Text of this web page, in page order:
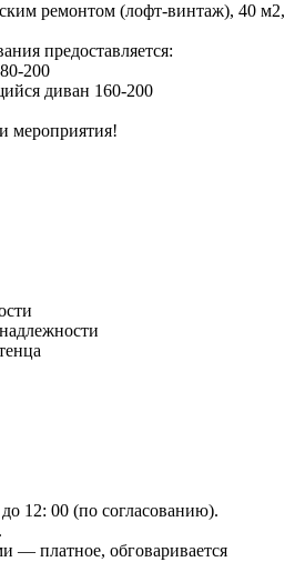
ремонтом (лофт-винтаж), 40 м2,
предоставляется:
200
диван 160-200
мероприятия!
12: 00 (по согласованию).
— платное, обговаривается